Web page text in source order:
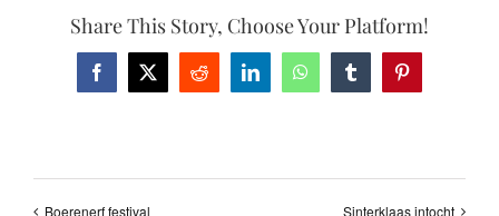
Zwemwater rapportage
Share This Story, Choose Your Platform!
Facebook
X Reddit LinkedInWhatsAppTumblrPinterest
Boerenerf festival Sinterklaas intocht